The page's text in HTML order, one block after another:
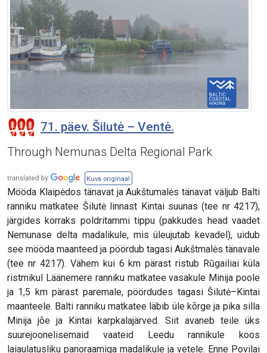
71. päev. Šilutė – Ventė.
Through Nemunas Delta Regional Park
Kuva originaal
Mööda Klaipėdos tänavat ja Aukštumalės tänavat väljub Balti
ranniku matkatee Šilutė linnast Kintai suunas (tee nr 4217),
järgides korraks poldritammi tippu (pakkudes head vaadet
Nemunase delta madalikule, mis üleujutab kevadel), uidub
see mööda maanteed ja pöördub tagasi Aukštmalės tänavale
(tee nr 4217). Vähem kui 6 km pärast ristub Rūgailiai küla
ristmikul Läänemere ranniku matkatee vasakule Minija poole
ja 1,5 km pärast paremale, pöördudes tagasi Šilutė–Kintai
maanteele. Balti ranniku matkatee läbib üle kõrge ja pika silla
Minija jõe ja Kintai karpkalajärved. Siit avaneb teile üks
suurejoonelisemaid vaateid Leedu rannikule koos
laiaulatusliku panoraamiga madalikule ja vetele. Enne Povilai